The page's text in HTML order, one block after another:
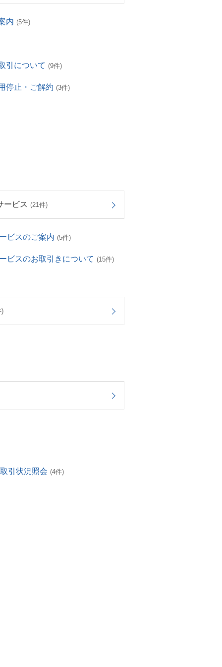
内 (5件)
引について (9件)
停止・ご解約 (3件)
ービス (21件)
ビスのご案内 (5件)
ビスのお取引きについて (15件)
)
引状況照会 (4件)